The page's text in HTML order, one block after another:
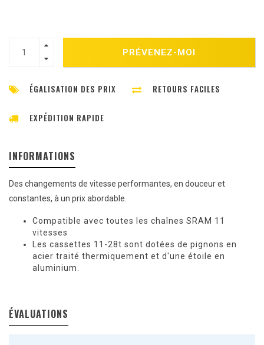
PRÉVENEZ-MOI
ÉGALISATION DES PRIX RETOURS FACILES
EXPÉDITION RAPIDE
INFORMATIONS
Des changements de vitesse performantes, en douceur et
constantes, à un prix abordable.
Compatible avec toutes les chaînes SRAM 11
vitesses
Les cassettes 11-28t sont dotées de pignons en
acier traité thermiquement et d'une étoile en
aluminium.
ÉVALUATIONS